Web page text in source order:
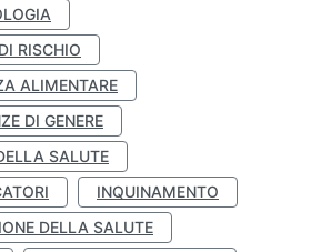
RISCHIO
ALIMENTARE
DI GENERE
SALUTE
INQUINAMENTO
DELLA SALUTE